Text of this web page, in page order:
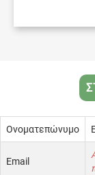
Ονοματεπώνυμο
Email